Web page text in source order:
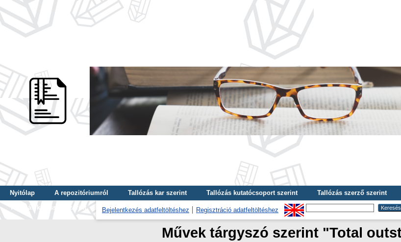
Nyitólap A repozitóriumról Tallózás kar szerint Tallózás kutatócsoport szerint Tallózás szerző szerint
Tallózás kulcsszó szerint
Bejelentkezés adatfeltöltéshez Regisztráció adatfeltöltéshez
Művek tárgyszó szerint "Total